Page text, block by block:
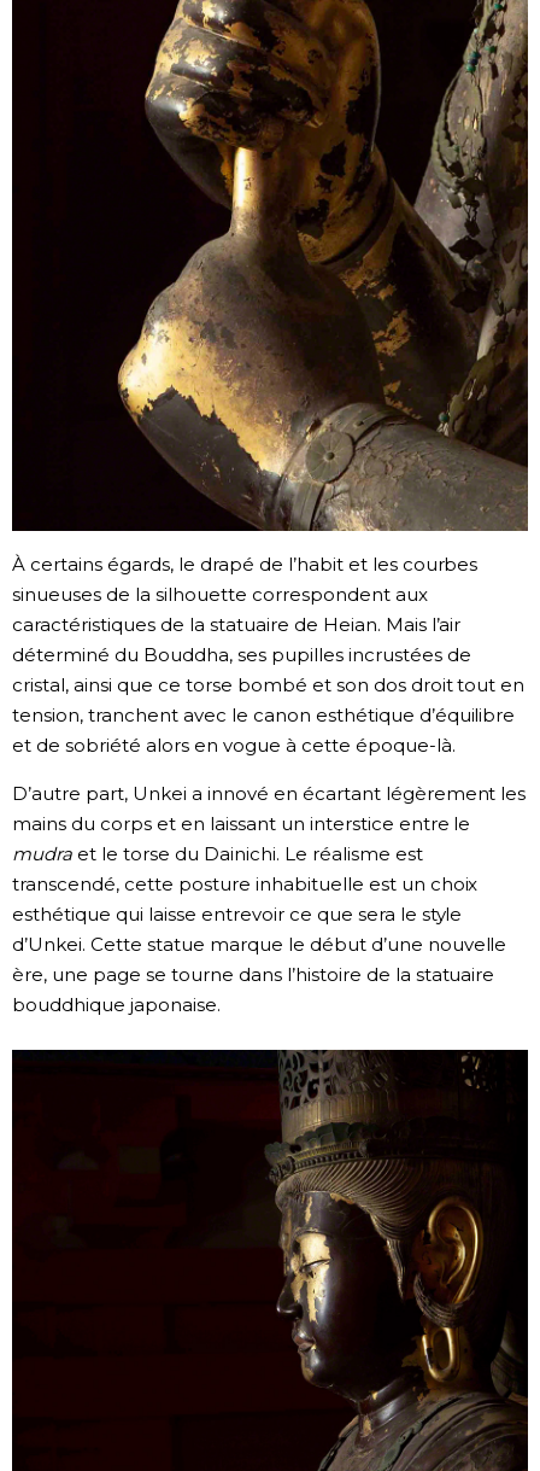
À certains égards, le drapé de l’habit et les courbes
sinueuses de la silhouette correspondent aux
caractéristiques de la statuaire de Heian. Mais l’air
déterminé du Bouddha, ses pupilles incrustées de
cristal, ainsi que ce torse bombé et son dos droit tout en
tension, tranchent avec le canon esthétique d’équilibre
et de sobriété alors en vogue à cette époque-là.
D’autre part, Unkei a innové en écartant légèrement les
mains du corps et en laissant un interstice entre le
mudraet le torse du Dainichi. Le réalisme est
transcendé, cette posture inhabituelle est un choix
esthétique qui laisse entrevoir ce que sera le style
d’Unkei. Cette statue marque le début d’une nouvelle
ère, une page se tourne dans l’histoire de la statuaire
bouddhique japonaise.